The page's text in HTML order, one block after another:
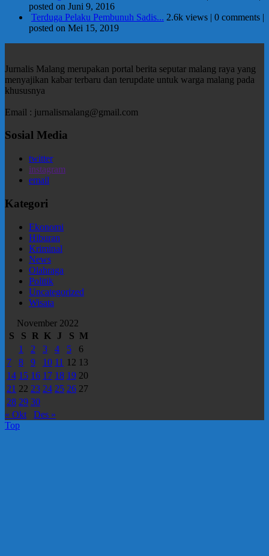
posted on Juni 9, 2016
Terduga Pelaku Pembunuh Sadis... 2.6k views | 0 comments |
posted on Mei 15, 2019
Jurnalis Malang merupakan portal berita seputar malang raya yang
menyajikan kabar terbaru dan terupdate untuk warga malang pada
khususnya
Email : jurnalismalang@gmail.com
Sosial Media
twitter
instagram
email
Kategori
Ekonomi
Hiburan
Kriminal
News
Olahraga
Politik
Uncategorized
Wisata
November 2022
S
S R K J S M
1
2 3 4 5
6
7
8 9 10 11 12 13
14 15 16 17 18 19 20
21 22 23 24 25 26 27
28 29 30
« Okt
Des »
Top